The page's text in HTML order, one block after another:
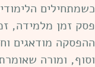
כשמתחילים
פסק זמן מלמידה,
ההפסקה מודאגים
וסוף, ומורה